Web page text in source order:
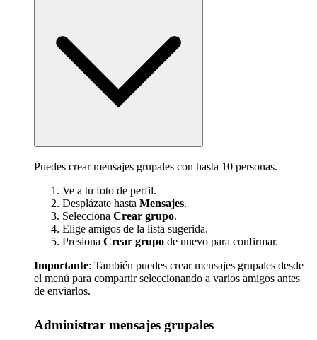
Puedes crear mensajes grupales con hasta 10 personas.
Ve a tu foto de perfil.
Desplázate hasta Mensajes.
Selecciona Crear grupo.
Elige amigos de la lista sugerida.
Presiona Crear grupo de nuevo para confirmar.
Importante: También puedes crear mensajes grupales desde
el menú para compartir seleccionando a varios amigos antes
de enviarlos.
Administrar mensajes grupales